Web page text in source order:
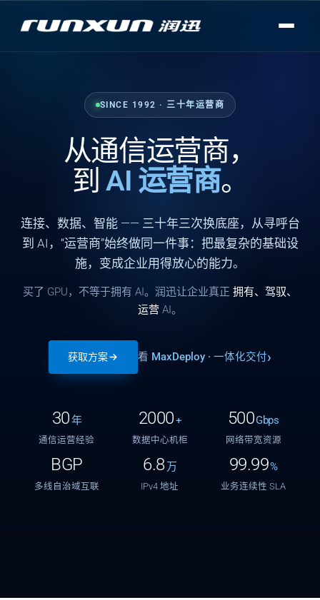
SINCE 1992 · 三十年运营商
从通信运营商，
到 AI 运营商。
连接、 数据、 智能—— 三十年三次换底座，从寻呼台
到 AI，“运营商”始终做同一件事：把最复杂的基础设
施，变成企业用得放心的能力。
买了 GPU，不等于拥有 AI。润迅让企业真正 拥有、驾驭、
运营 AI。
获取方案 看 MaxDeploy · 一体化交付
30年
通信运营经验
2000+
数据中心机柜
500Gbps
网络带宽资源
BGP
多线自治域互联
6.8 万
IPv4 地址
99.99%
业务连续性 SLA